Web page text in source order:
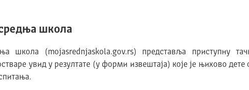
школа
школа (mojasrednjaskola.gov.rs) представља приступну
увид у резултате (у форми извештаја) које је њихово